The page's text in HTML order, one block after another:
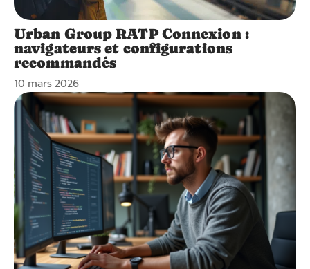
Urban Group RATP Connexion :
navigateurs et configurations
recommandés
10 mars 2026